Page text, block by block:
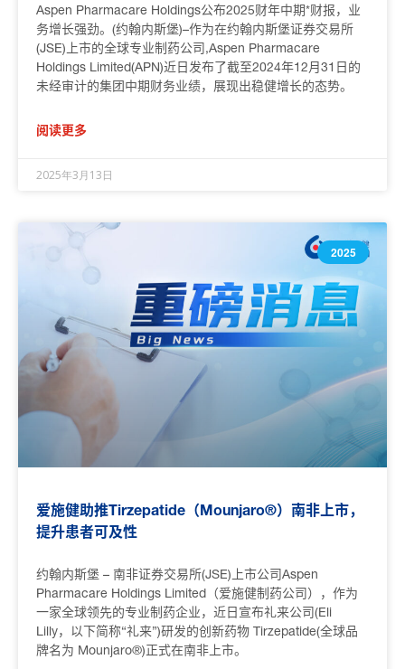
Aspen Pharmacare Holdings公布2025财年中期*财报，业
务增长强劲。(约翰内斯堡)–作为在约翰内斯堡证券交易所
(JSE)上市的全球专业制药公司,Aspen Pharmacare
Holdings Limited(APN)近日发布了截至2024年12月31日的
未经审计的集团中期财务业绩，展现出稳健增长的态势。
阅读更多
2025年3月13日
2025
爱施健助推Tirzepatide（Mounjaro®）南非上市，
提升患者可及性
约翰内斯堡 – 南非证券交易所(JSE)上市公司Aspen
Pharmacare Holdings Limited（爱施健制药公司），作为
一家全球领先的专业制药企业，近日宣布礼来公司(Eli
Lilly，以下简称“礼来”)研发的创新药物 Tirzepatide(全球品
牌名为 Mounjaro®)正式在南非上市。